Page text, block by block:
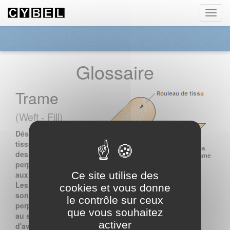
Glossaire
Trame
(Weft - Fill)
Désigne dans un
tissu l'ensemble
des fils
perpendiculaires
aux fils de chaîne.
Les fils de trame
sont
perpendiculaires
au sens
d'avancement du
Ce site utilise des
cookies et vous donne
le contrôle sur ceux
que vous souhaitez
activer